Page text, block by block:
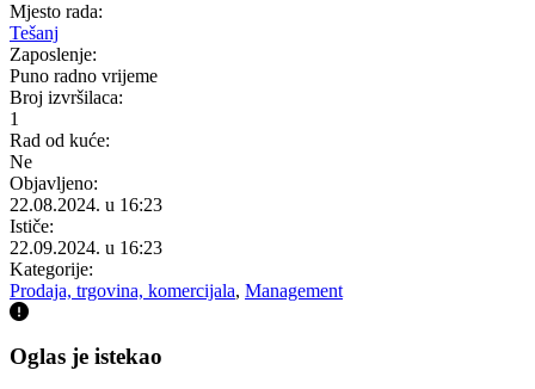
Mjesto rada:
Tešanj
Zaposlenje:
Puno radno vrijeme
Broj izvršilaca:
1
Rad od kuće:
Ne
Objavljeno:
22.08.2024. u 16:23
Ističe:
22.09.2024. u 16:23
Kategorije:
Prodaja, trgovina, komercijala, Management
Oglas je istekao